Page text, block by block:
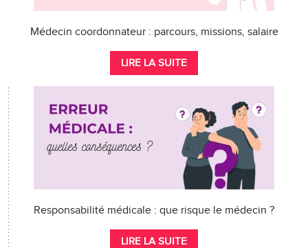
Médecin coordonnateur : parcours, missions, salaire
LIRE LA SUITE
Responsabilité médicale : que risque le médecin ?
LIRE LA SUITE